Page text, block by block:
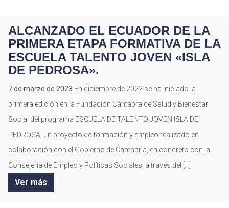
ALCANZADO EL ECUADOR DE LA
PRIMERA ETAPA FORMATIVA DE LA
ESCUELA TALENTO JOVEN «ISLA
DE PEDROSA».
7 de marzo de 2023 En diciembre de 2022 se ha iniciado la
primera edición en la Fundación Cántabra de Salud y Bienestar
Social del programa ESCUELA DE TALENTO JOVEN ISLA DE
PEDROSA, un proyecto de formación y empleo realizado en
colaboración con el Gobierno de Cantabria, en concreto con la
Consejería de Empleo y Políticas Sociales, a través del […]
Ver más